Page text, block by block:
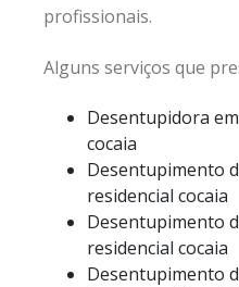
profissionais.
Alguns serviços que
Desentupidora
cocaia
Desentupimento
residencial cocaia
Desentupimento
residencial cocaia
Desentupimento